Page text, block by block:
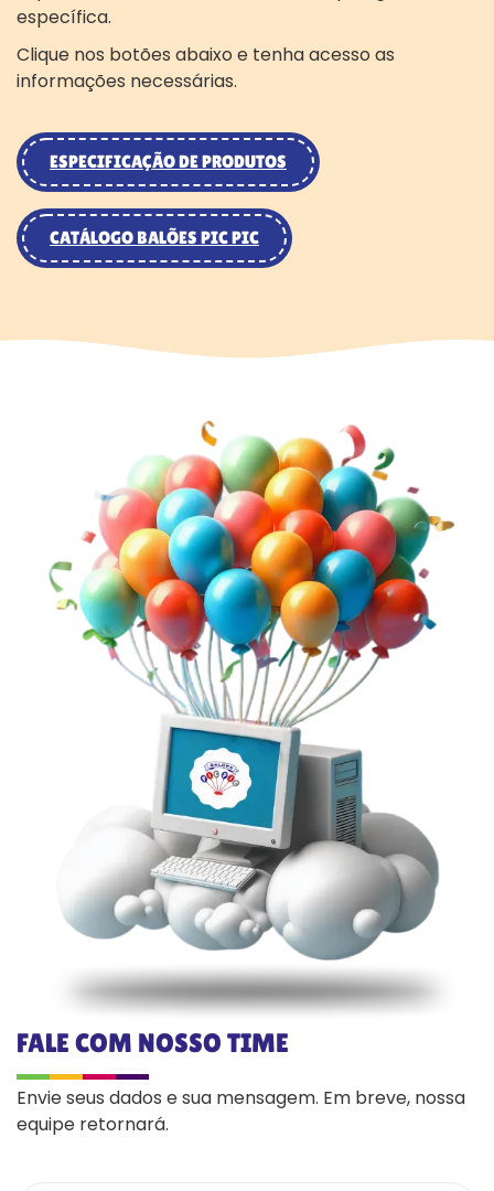
específica.
Clique nos botões abaixo e tenha acesso as
informações necessárias.
ESPECIFICAÇÃO DE PRODUTOS
CATÁLOGO BALÕES PIC PIC
FALE COM NOSSO TIME
Envie seus dados e sua mensagem. Em breve, nossa
equipe retornará.